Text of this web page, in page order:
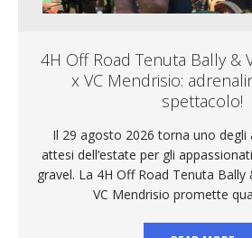
4H Off Road Tenuta Bally &
x VC Mendrisio:
spettacolo!
Il 29 agosto 2026 torna uno degli
attesi dell’estate per gli
gravel. La 4H Off Road Tenuta
VC Mendrisio promette